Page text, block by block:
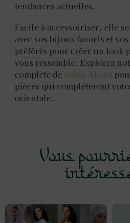
tendances actuelles.
Facile à accessoiriser, elle
avec vos bijoux favoris et vos
préférés pour créer un look
vous ressemble. Explorez
complète de robes Abaya
pièces qui compléteront
orientale.
Vous